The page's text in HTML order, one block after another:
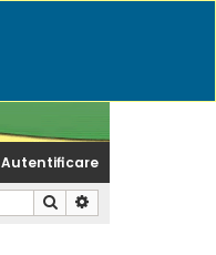
Autentificare
Căutare